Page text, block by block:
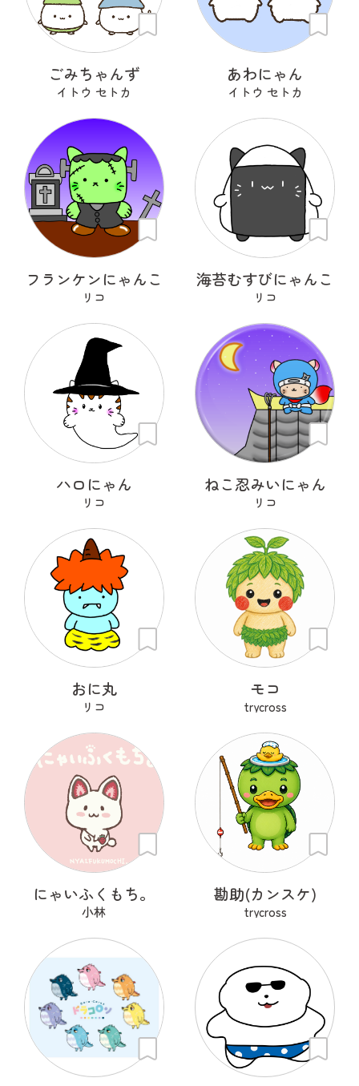
ごみちゃんず
イトウ セトカ
あわにゃん
イトウ セトカ
フランケンにゃんこ
リコ
海苔むすびにゃんこ
リコ
ハロにゃん
リコ
ねこ忍みいにゃん
リコ
おに丸
リコ
モコ
trycross
にゃいふくもち。
小林
勘助(カンスケ)
trycross